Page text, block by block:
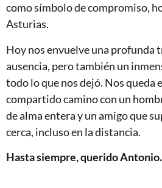
como símbolo de compromiso,
Asturias.
Hoy nos envuelve una profunda
ausencia, pero también un
todo lo que nos dejó. Nos queda
compartido camino con un
de alma entera y un amigo que
cerca, incluso en la distancia.
Hasta siempre, querido